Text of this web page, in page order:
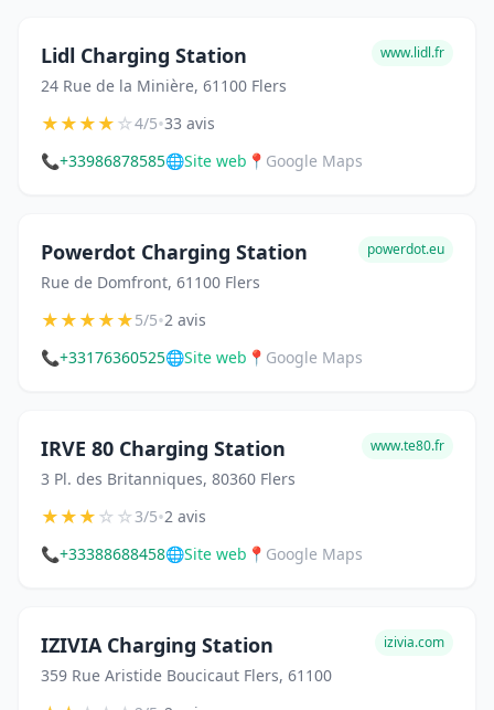
Lidl Charging Station
24 Rue de la Minière, 61100 Flers
www.lidl.fr
★★★★☆4/5•33 avis
📞+33986878585🌐Site web 📍 Google Maps
Powerdot Charging Station
Rue de Domfront, 61100 Flers
powerdot.eu
★★★★★5/5•2 avis
📞+33176360525🌐Site web 📍 Google Maps
IRVE 80 Charging Station
3 Pl. des Britanniques, 80360 Flers
www.te80.fr
★★★☆☆3/5•2 avis
📞+33388688458🌐Site web 📍 Google Maps
IZIVIA Charging Station
359 Rue Aristide Boucicaut Flers, 61100
izivia.com